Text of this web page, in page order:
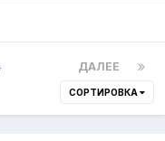
ДАЛЕЕ
СОРТИРОВКА